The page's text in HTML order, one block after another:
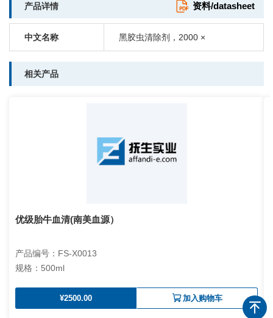
产品详情 资料/datasheet
中文名称 黑胶虫清除剂，2000 ×
相关产品
优级胎牛血清(南美血源）
产品编号：FS-X0013
规格：500ml
¥2500.00 加入购物车